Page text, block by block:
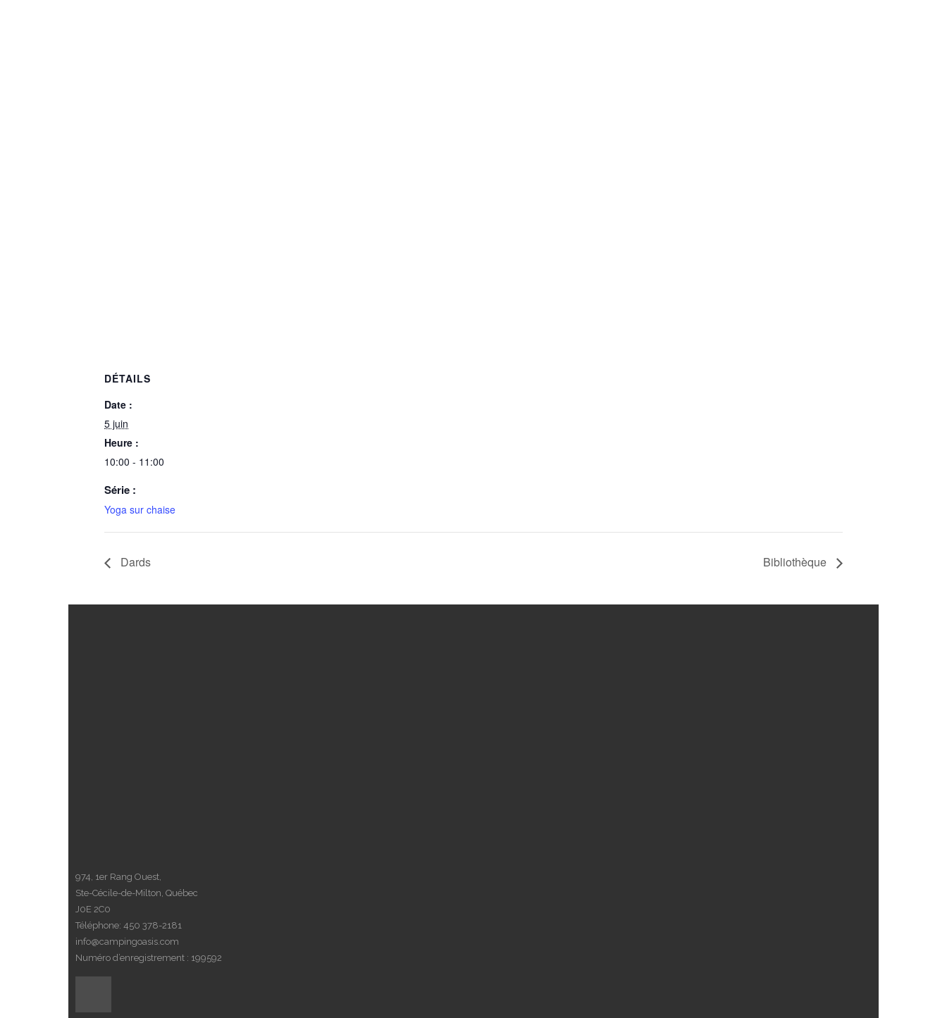
DÉTAILS
Date :
5 juin
Heure :
10:00 - 11:00
Série :
Yoga sur chaise
Dards Bibliothèque
974, 1er Rang Ouest,
Ste-Cécile-de-Milton, Québec
J0E 2C0
Téléphone: 450 378-2181
info@campingoasis.com
Numéro d’enregistrement : 199592